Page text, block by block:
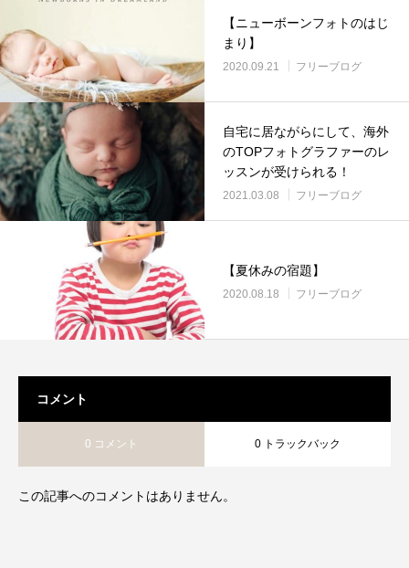
【ニューボーンフォトのはじ
まり】
2020.09.21 フリーブログ
自宅に居ながらにして、海外
のTOPフォトグラファーのレ
ッスンが受けられる！
2021.03.08 フリーブログ
【夏休みの宿題】
2020.08.18 フリーブログ
コメント
0 コメント 0 トラックバック
この記事へのコメントはありません。